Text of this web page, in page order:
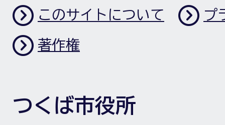
このサイトについて プ
著作権
つくば市役所